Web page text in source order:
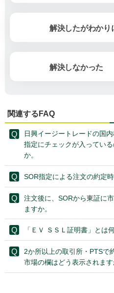
解決したがわかり
解決しなかった
関連するFAQ
日興イージートレードの国
指定にチェックが入ってい
か。
SOR指定による注文の約定
注文後に、SORから東証に
ますか。
「ＥＶ ＳＳＬ証明書」とは
2か所以上の取引所・PTSで
市場の欄はどう表示されます